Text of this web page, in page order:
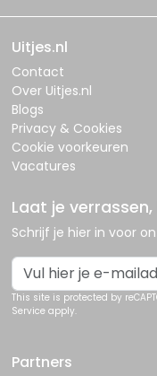
Uitjes.nl
Contact
Over Uitjes.nl
Blogs
Privacy & Cookies
Cookie voorkeuren
Vacatures
Laat je
Schrijf je hier in voor
This site is protected by
Service apply.
Partners